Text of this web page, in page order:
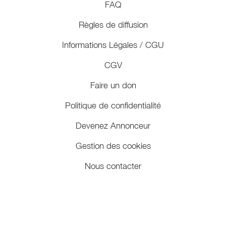
FAQ
Règles de diffusion
Informations Légales / CGU
CGV
Faire un don
Politique de confidentialité
Devenez Annonceur
Gestion des cookies
Nous contacter